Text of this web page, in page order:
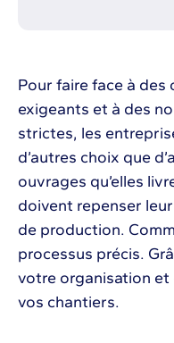
Pour faire face à des
exigeants et à des
strictes, les
d’autres choix que
ouvrages qu’elles
doivent repenser
de production.
processus précis.
votre organisation et
vos chantiers.